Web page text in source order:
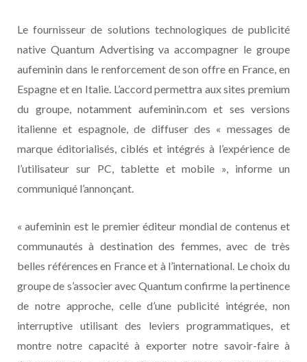
Le fournisseur de solutions technologiques de publicité
native Quantum Advertising va accompagner le groupe
aufeminin dans le renforcement de son offre en France, en
Espagne et en Italie. L’accord permettra aux sites premium
du groupe, notamment aufeminin.com et ses versions
italienne et espagnole, de diffuser des « messages de
marque éditorialisés, ciblés et intégrés à l’expérience de
l’utilisateur sur PC, tablette et mobile », informe un
communiqué l’annonçant.
« aufeminin est le premier éditeur mondial de contenus et
communautés à destination des femmes, avec de très
belles références en France et à l’international. Le choix du
groupe de s’associer avec Quantum confirme la pertinence
de notre approche, celle d’une publicité intégrée, non
interruptive utilisant des leviers programmatiques, et
montre notre capacité à exporter notre savoir-faire à